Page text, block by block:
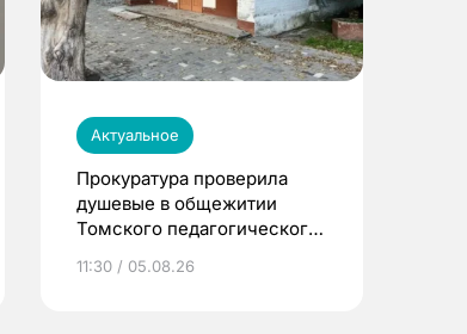
Актуальное
Прокуратура проверила
душевые в общежитии
Томского педагогического
11:30 / 05.08.26